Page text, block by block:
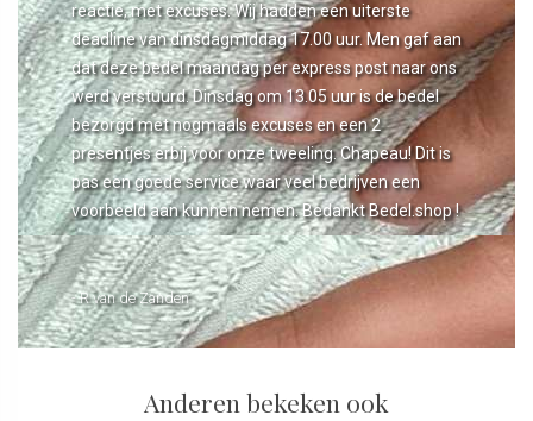
reactie, met excuses. Wij hadden een uiterste
deadline van dinsdagmiddag 17.00 uur. Men gaf aan
dat deze bedel maandag per express post naar ons
werd verstuurd. Dinsdag om 13.05 uur is de bedel
bezorgd met nogmaals excuses en een 2
presentjes erbij voor onze tweeling. Chapeau! Dit is
pas een goede service waar veel bedrijven een
voorbeeld aan kunnen nemen. Bedankt Bedel.shop !
- R van de Zanden
Anderen bekeken ook